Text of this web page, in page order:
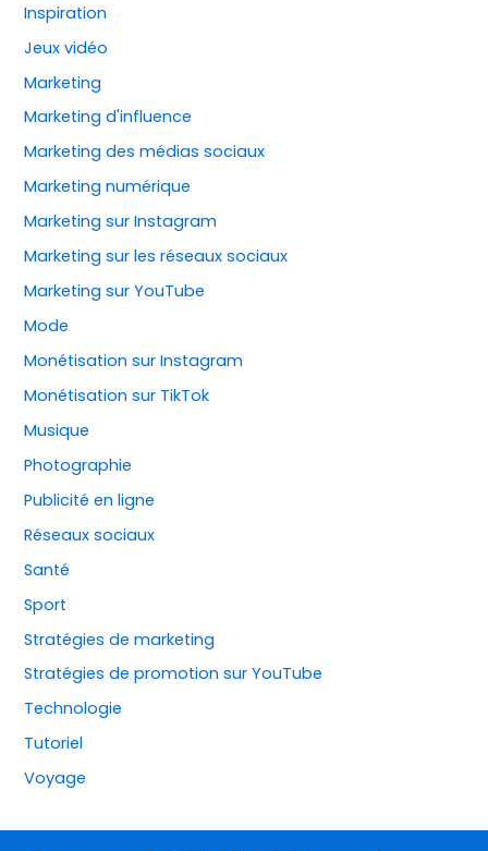
Inspiration
Jeux vidéo
Marketing
Marketing d'influence
Marketing des médias sociaux
Marketing numérique
Marketing sur Instagram
Marketing sur les réseaux sociaux
Marketing sur YouTube
Mode
Monétisation sur Instagram
Monétisation sur TikTok
Musique
Photographie
Publicité en ligne
Réseaux sociaux
Santé
Sport
Stratégies de marketing
Stratégies de promotion sur YouTube
Technologie
Tutoriel
Voyage